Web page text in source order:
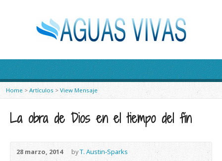
Home > Artículos > View Mensaje
La obra de Dios en el tiempo del fin
28 marzo, 2014 byT. Austin-Sparks